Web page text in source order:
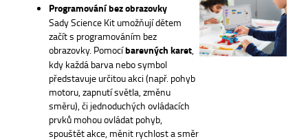
Programování bez obrazovky
Sady Science Kit umožňují dětem
začít s programováním bez
obrazovky. Pomocíbarevných karet,
kdy každá barva nebo symbol
představuje určitou akci (např. pohyb
motoru, zapnutí světla, změnu
směru), či jednoduchých ovládacích
prvků mohou ovládat pohyb,
spouštět akce, měnit rychlost a směr